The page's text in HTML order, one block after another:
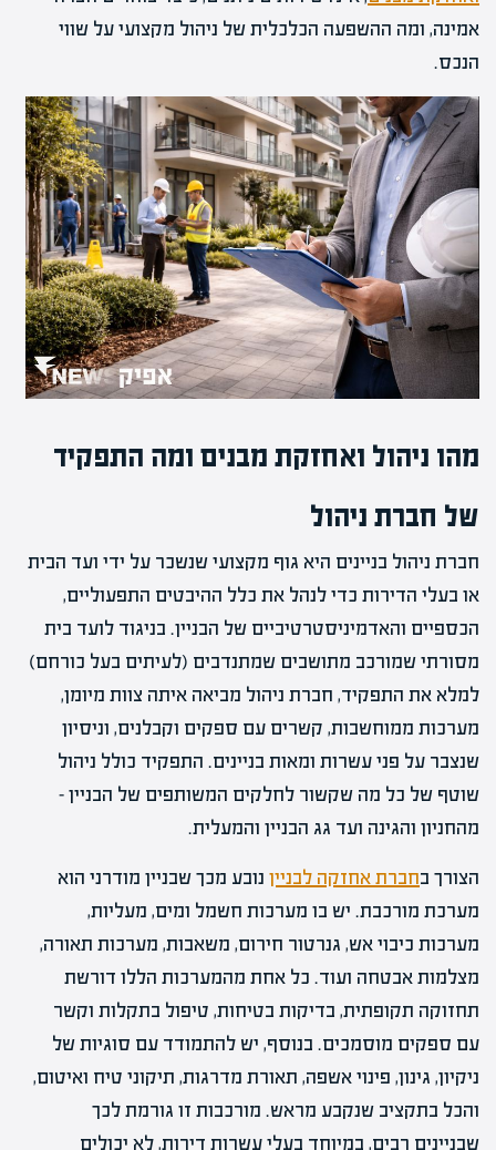
אמינה, ומה ההשפעה הכלכלית של ניהול מקצועי על שווי
הנכס.
מהו ניהול ואחזקת מבנים ומה התפקיד
של חברת ניהול
חברת ניהול בניינים היא גוף מקצועי שנשכר על ידי ועד הבית
או בעלי הדירות כדי לנהל את כלל ההיבטים התפעוליים,
הכספיים והאדמיניסטרטיביים של הבניין. בניגוד לועד בית
מסורתי שמורכב מתושבים שמתנדבים (לעיתים בעל כורחם)
למלא את התפקיד, חברת ניהול מביאה איתה צוות מיומן,
מערכות ממוחשבות, קשרים עם ספקים וקבלנים, וניסיון
שנצבר על פני עשרות ומאות בניינים. התפקיד כולל ניהול
שוטף של כל מה שקשור לחלקים המשותפים של הבניין –
מהחניון והגינה ועד גג הבניין והמעלית.
הצורך בחברת אחזקה לבניין נובע מכך שבניין מודרני הוא
מערכת מורכבת. יש בו מערכות חשמל ומים, מעליות,
מערכות כיבוי אש, גנרטור חירום, משאבות, מערכות תאורה,
מצלמות אבטחה ועוד. כל אחת מהמערכות הללו דורשת
תחזוקה תקופתית, בדיקות בטיחות, טיפול בתקלות וקשר
עם ספקים מוסמכים. בנוסף, יש להתמודד עם סוגיות של
ניקיון, גינון, פינוי אשפה, תאורת מדרגות, תיקוני טיח ואיטום,
והכל בתקציב שנקבע מראש. מורכבות זו גורמת לכך
שבניינים רבים, במיוחד בעלי עשרות דירות, לא יכולים